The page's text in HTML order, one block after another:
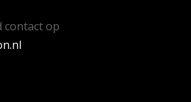
contact op